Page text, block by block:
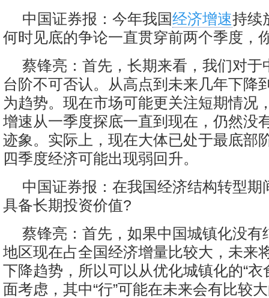
中国证券报：今年我国经济增速持续
何时见底的争论一直贯穿前两个季度，
蔡锋亮：首先，长期来看，我们对于
台阶不可否认。从高点到未来几年下降
为趋势。现在市场可能更关注短期情况
增速从一季度探底一直到现在，仍然没
迹象。实际上，现在大体已处于最底部
四季度经济可能出现弱回升。
中国证券报：在我国经济结构转型期
具备长期投资价值?
蔡锋亮：首先，如果中国城镇化没有
地区现在占全国经济增量比较大，未来
下降趋势，所以可以从优化城镇化的“衣
面考虑，其中“行”可能在未来会有比较